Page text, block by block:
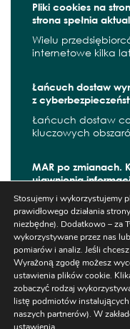
Pliki cookies na
strona spełnia
Wielu
internetowe kilka
Łańcuch dostaw
z
Łańcuch dostaw
kluczowych
MAR po zmianach.
ujawnienia
W czerwcu 2026 r.
zmiany wynikające
Stosujemy i wykorzystujemy
prawidłowego działania
niezbędne). Dodatkowo – za
wykorzystywane przez nas
pomiarów i analiz. Jeśli
Wyrażoną zgodę możesz
ustawienia plików cookie.
zobaczyć rodzaj
listę podmiotów
naszych partnerów). W